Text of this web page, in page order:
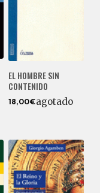
EL HOMBRE SIN
CONTENIDO
18,00€agotado